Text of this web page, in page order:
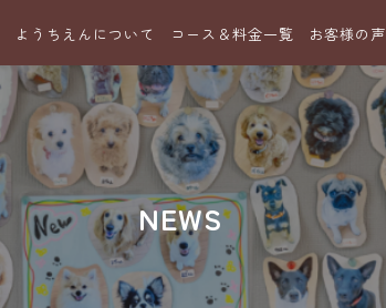
ようちえんについて コース＆料金一覧 お客様の声
NEWS